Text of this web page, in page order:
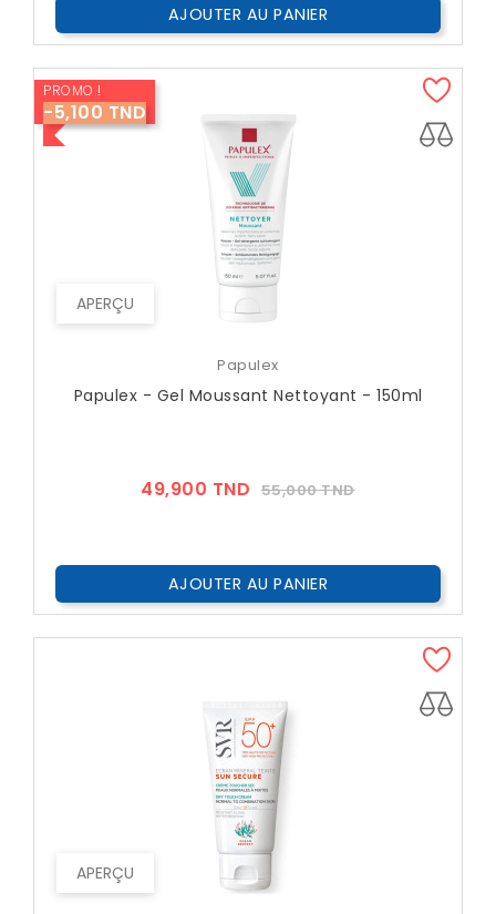
AJOUTER AU PANIER
APERÇU
PROMO !
-5,100 TND
Papulex
Papulex - Gel Moussant Nettoyant - 150ml
49,900 TND Prix
55,000 TNDPrix
AJOUTER AU PANIER
APERÇU